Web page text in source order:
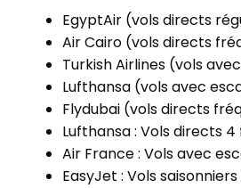
EgyptAir (vols directs
Air Cairo (vols directs
Turkish Airlines (vols
Lufthansa (vols avec
Flydubai (vols directs
Lufthansa : Vols directs
Air France : Vols avec
EasyJet : Vols